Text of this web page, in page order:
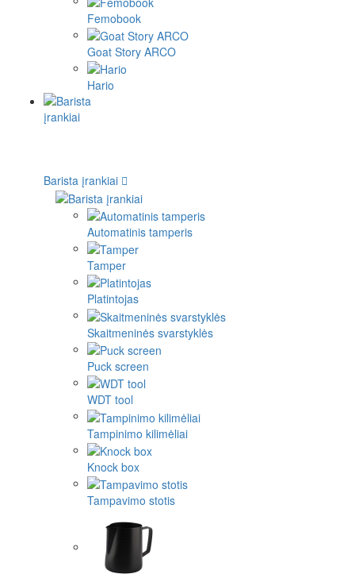
Femobook
Goat Story ARCO
Hario
Barista įrankiai
Automatinis tamperis
Tamper
Platintojas
Skaitmeninės svarstyklės
Puck screen
WDT tool
Tampinimo kilimėliai
Knock box
Tampavimo stotis